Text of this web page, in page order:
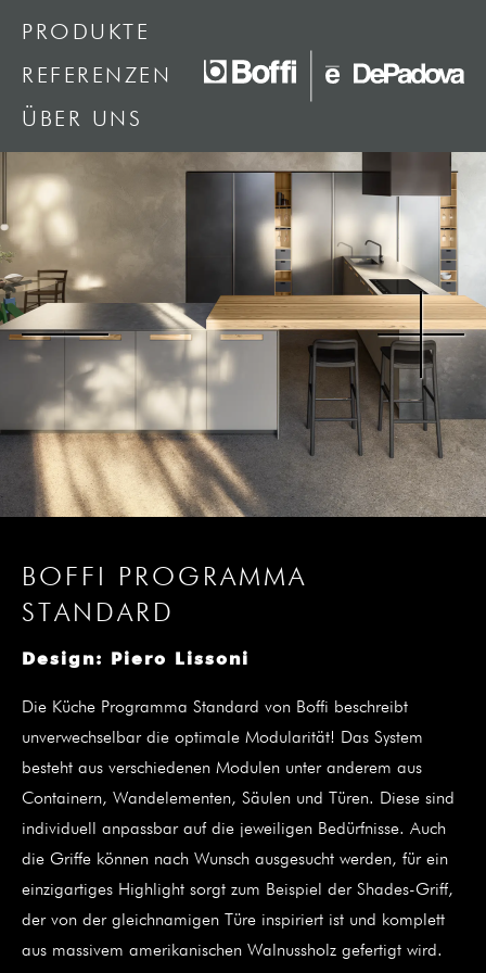
PRODUKTE
REFERENZEN
ÜBER UNS
BOFFI PROGRAMMA
STANDARD
Design: Piero Lissoni
Die Küche Programma Standard von Boffi beschreibt
unverwechselbar die optimale Modularität! Das System
besteht aus verschiedenen Modulen unter anderem aus
Containern, Wandelementen, Säulen und Türen. Diese sind
individuell anpassbar auf die jeweiligen Bedürfnisse. Auch
die Griffe können nach Wunsch ausgesucht werden, für ein
einzigartiges Highlight sorgt zum Beispiel der Shades-Griff,
der von der gleichnamigen Türe inspiriert ist und komplett
aus massivem amerikanischen Walnussholz gefertigt wird.